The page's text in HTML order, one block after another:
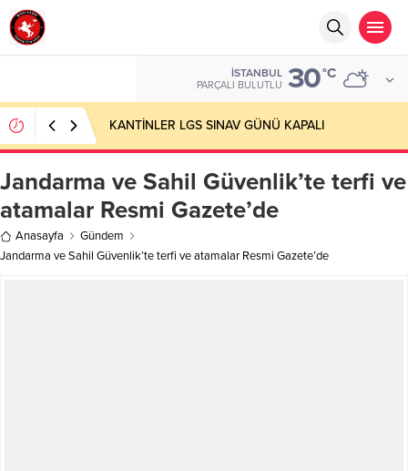
İSTANBUL
PARÇALI BULUTLU 30°C
KANTİNLER LGS SINAV GÜNÜ KAPALI
Jandarma ve Sahil Güvenlik’te terfi ve
atamalar Resmi Gazete’de
Anasayfa
Gündem
Jandarma ve Sahil Güvenlik’te terfi ve atamalar Resmi Gazete’de